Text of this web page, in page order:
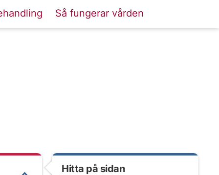
Så fungerar vården
Hitta på sidan